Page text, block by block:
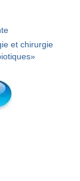
et chirurgie